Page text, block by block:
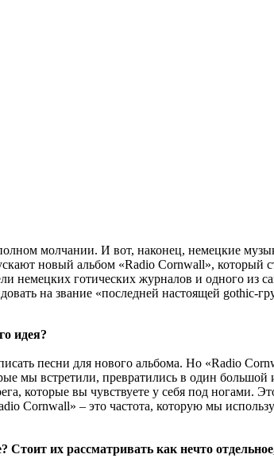
молчании. И вот, наконец, немецкие
новый альбом «Radio Cornwall», который
немецких готических журналов и одного из
на звание «последней настоящей gothic-
идея?
песни для нового альбома. Но «Radio
мы встретили, превратились в один
которые вы чувствуете у себя под ногами.
Cornwall» – это частота, которую мы
их рассматривать как нечто